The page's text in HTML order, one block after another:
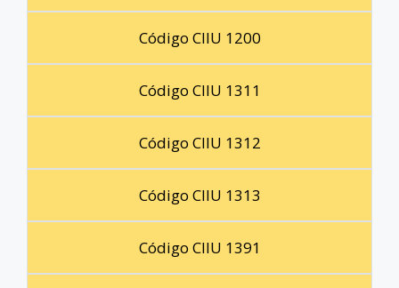
Código CIIU 1200
Código CIIU 1311
Código CIIU 1312
Código CIIU 1313
Código CIIU 1391